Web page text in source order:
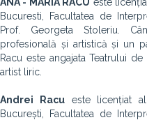
Bucuresti, Facultatea de
Prof. Georgeta Stoleriu.
profesională și artistică și un
Racu este angajata Teatrului de
artist liric.
Andrei Racueste licențiat al
București, Facultatea de